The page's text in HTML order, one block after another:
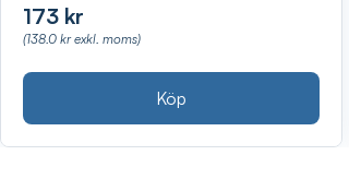
173 kr
(138.0 kr exkl. moms)
Köp